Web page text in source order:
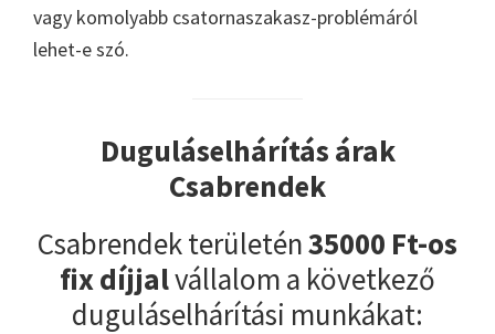
vagy komolyabb csatornaszakasz-problémáról
lehet-e szó.
Duguláselhárítás árak
Csabrendek
Csabrendek területén35000 Ft-os
fix díjjalvállalom a következő
duguláselhárítási munkákat: